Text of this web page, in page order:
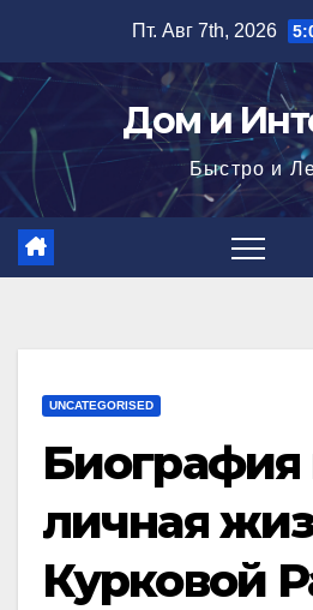
содержимому
Пт. Авг 7th, 2026
Дом и
Быстро и
UNCATEGORISED
Биография
личная
Курковой